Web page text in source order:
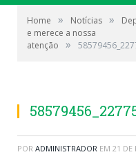
Home » Notícias »
e merece a nossa
atenção
»
POR ADMINISTRADOR EM 21 DE